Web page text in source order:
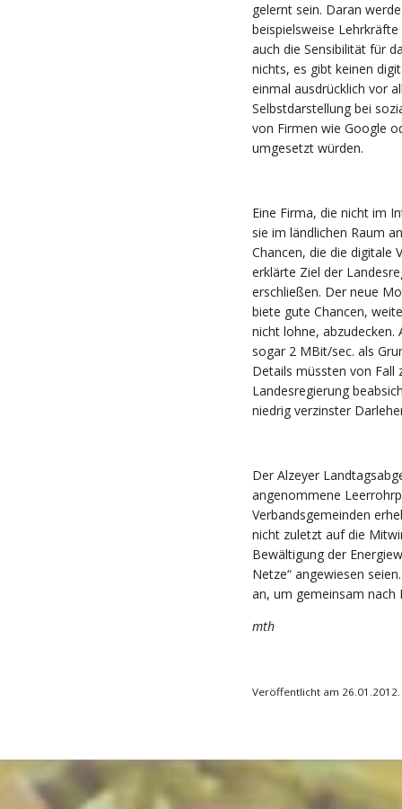
gelernt sein. Daran
beispielsweise
auch die Sensibilität für
nichts, es gibt keinen
einmal ausdrücklich vor
Selbstdarstellung bei
von Firmen wie Google
umgesetzt würden.
Eine Firma, die nicht im
sie im ländlichen Raum
Chancen, die die digitale
erklärte Ziel der
erschließen. Der neue
biete gute Chancen,
nicht lohne, abzudecken.
sogar 2 MBit/sec. als
Details müssten von Fall
Landesregierung
niedrig verzinster
Der Alzeyer
angenommene
Verbandsgemeinden
nicht zuletzt auf die
Bewältigung der
Netze“ angewiesen
an, um gemeinsam nach
mth
Veröffentlicht am 26.01.2012.